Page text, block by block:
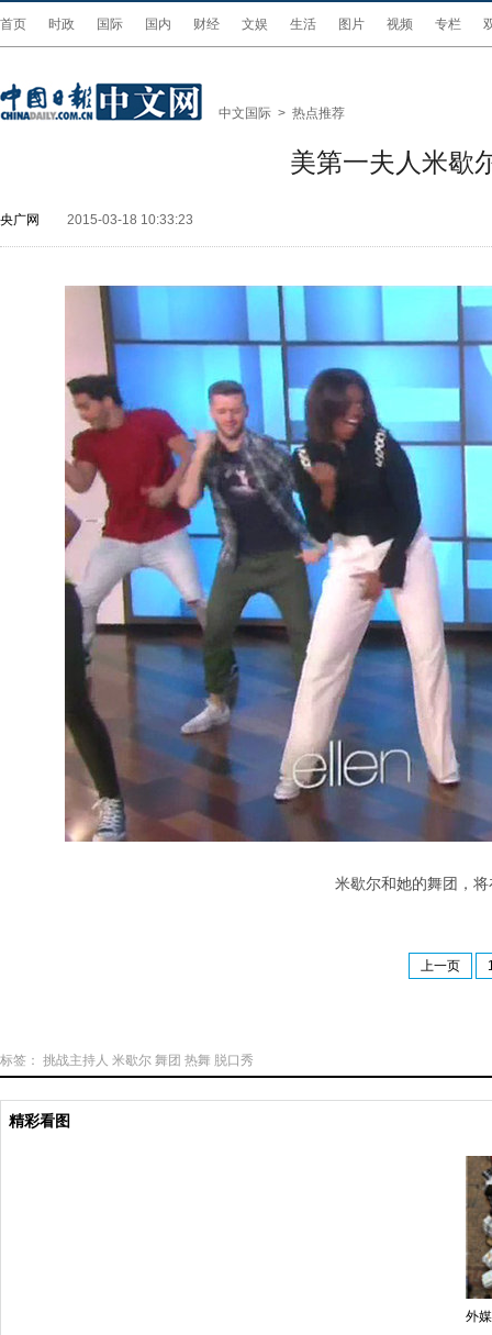
首页 时政 国际 国内 财经 文娱 生活 图片 视频 专栏
中文国际 > 热点推荐
美第一夫人米歇
央广网 2015-03-18 10:33:23
米歇尔和她的舞团，将
上一页
标签： 挑战主持人 米歇尔 舞团 热舞 脱口秀
精彩看图
外